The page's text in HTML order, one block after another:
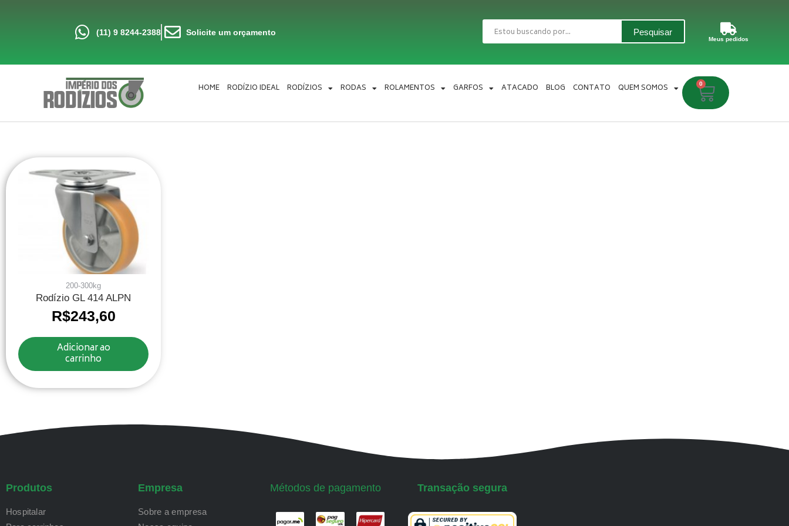
(11) 9 8244-2388 Solicite um orçamento
Pesquisar
Pesquisar
Meus pedidos
HOME RODÍZIO IDEAL RODÍZIOS RODAS ROLAMENTOS GARFOS ATACADO BLOG CONTATO QUEM SOMOS 0
Carrinho
200-300kg
Rodízio GL 414 ALPN
R$243,60
Adicionar ao
carrinho
Produtos
Hospitalar
Empresa
Sobre a empresa
Métodos de pagamento Transação segura